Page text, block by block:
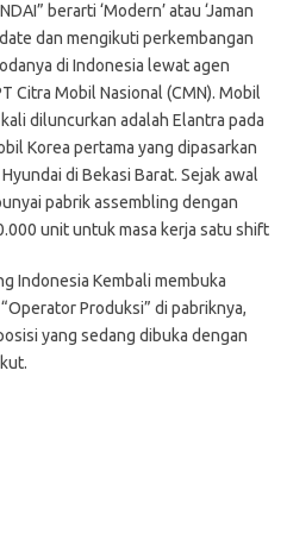
berarti ‘Modern’ atau ‘Jaman
dan mengikuti perkembangan
di Indonesia lewat agen
Citra Mobil Nasional (CMN). Mobil
diluncurkan adalah Elantra pada
Korea pertama yang dipasarkan
di Bekasi Barat. Sejak awal
pabrik assembling dengan
unit untuk masa kerja satu shift
Indonesia Kembali membuka
Produksi” di pabriknya,
yang sedang dibuka dengan